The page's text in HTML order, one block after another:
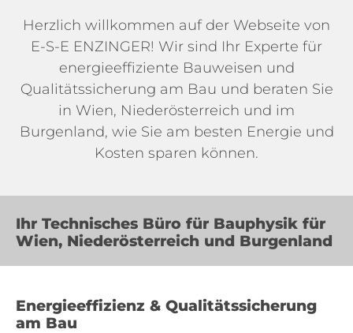
Herzlich willkommen auf der Webseite von
E-S-E ENZINGER! Wir sind Ihr Experte für
energieeffiziente Bauweisen und
Qualitätssicherung am Bau und beraten Sie
in Wien, Niederösterreich und im
Burgenland, wie Sie am besten Energie und
Kosten sparen können.
Ihr Technisches Büro für Bauphysik für
Wien, Niederösterreich und Burgenland
Energieeffizienz & Qualitätssicherung
am Bau